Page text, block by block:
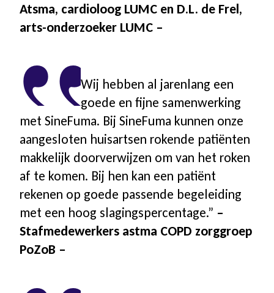
Atsma, cardioloog LUMC en D.L. de Frel,
arts-onderzoeker LUMC –
Wij hebben al jarenlang een
goede en fijne samenwerking
met SineFuma. Bij SineFuma kunnen onze
aangesloten huisartsen rokende patiënten
makkelijk doorverwijzen om van het roken
af te komen. Bij hen kan een patiënt
rekenen op goede passende begeleiding
met een hoog slagingspercentage.” –
Stafmedewerkers astma COPD zorggroep
PoZoB –